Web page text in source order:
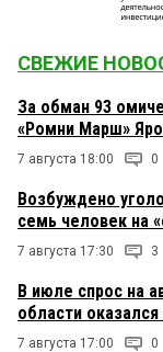
СВЕЖИЕ
За обман 93
«Ромни Марш»
7 августа 18:00 0
Возбуждено
семь человек на
7 августа 17:30 3
В июле спрос на
области
7 августа 17:00 0